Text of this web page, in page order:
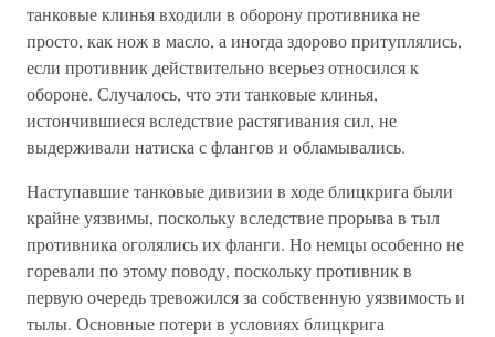
танковые клинья входили в оборону противника не
просто, как нож в масло, а иногда здорово притуплялись,
если противник действительно всерьез относился к
обороне. Случалось, что эти танковые клинья,
истончившиеся вследствие растягивания сил, не
выдерживали натиска с флангов и обламывались.
Наступавшие танковые дивизии в ходе блицкрига были
крайне уязвимы, поскольку вследствие прорыва в тыл
противника оголялись их фланги. Но немцы особенно не
горевали по этому поводу, поскольку противник в
первую очередь тревожился за собственную уязвимость и
тылы. Основные потери в условиях блицкрига